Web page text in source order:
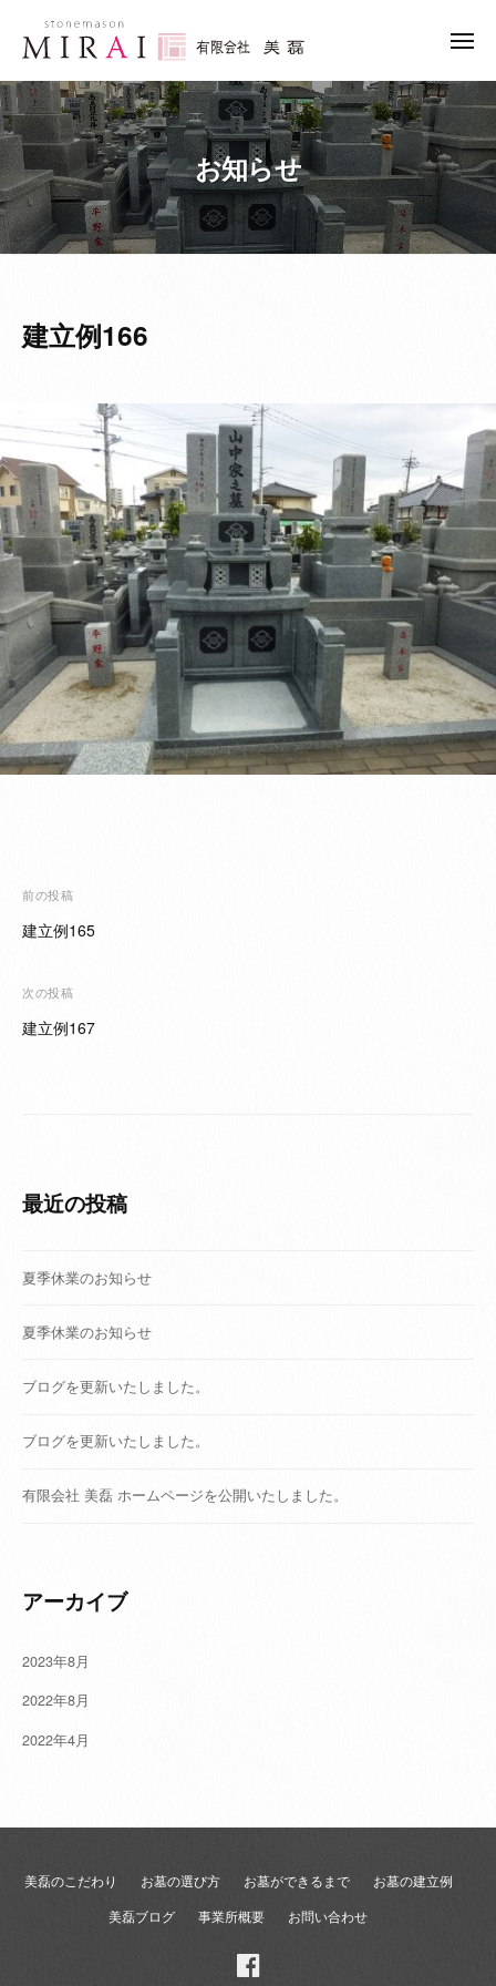
ン
ツ
へ
ス
キ
ッ
有
限
会
社
美
磊
ら
い
石
の
こ
と
な
ら
「
い
か
せ
メ
ュ
ー
お知らせ
建立例166
投
稿
ビ
ゲ
前の投稿
建立例165
次の投稿
建立例167
最近の投稿
夏季休業のお知らせ
夏季休業のお知らせ
ブログを更新いたしました。
ブログを更新いたしました。
有限会社 美磊 ホームページを公開いたしました。
アーカイブ
2023年8月
2022年8月
2022年4月
美磊のこだわり お墓の選び方 お墓ができるまで
お墓の建立例
美磊ブログ
事業所概要 お問い合わせ
Facebook
会
社
美
磊
（
み
ら
い